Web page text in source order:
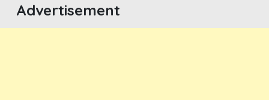
Advertisement